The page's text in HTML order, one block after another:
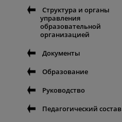
Структура и органы
управления
образовательной
организацией
Документы
Образование
Руководство
Педагогический состав